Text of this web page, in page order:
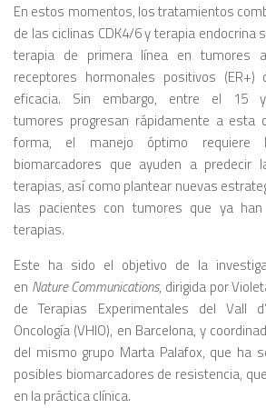
En estos momentos, los tratamientos
de las ciclinas CDK4/6 y terapia endocrina
terapia de primera línea en tumores
receptores hormonales positivos
eficacia. Sin embargo, entre el 15
tumores progresan rápidamente a esta
forma, el manejo óptimo requiere
biomarcadores que ayuden a predecir
terapias, así como plantear nuevas
las pacientes con tumores que ya
terapias.
Este ha sido el objetivo de la
en Nature Communications, dirigida por
de Terapias Experimentales del Vall
Oncología (VHIO), en Barcelona, y
del mismo grupo Marta Palafox, que ha
posibles biomarcadores de resistencia,
en la práctica clínica.